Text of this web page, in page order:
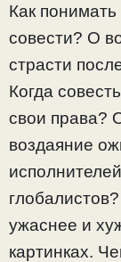
Как
совести? О
страсти
Когда
свои права?
воздаяние
ужаснее и
картинках.